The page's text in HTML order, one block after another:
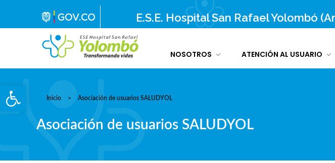
Abrir barra de herramientas
E.S.E. Hospital San Rafael Yolombó
E.S.E. Hospital San Rafael Yolombó (Ant)
NOSOTROS ATENCIÓN AL USUARIO
Inicio > Asociación de usuarios SALUDYOL
Asociación de usuarios SALUDYOL